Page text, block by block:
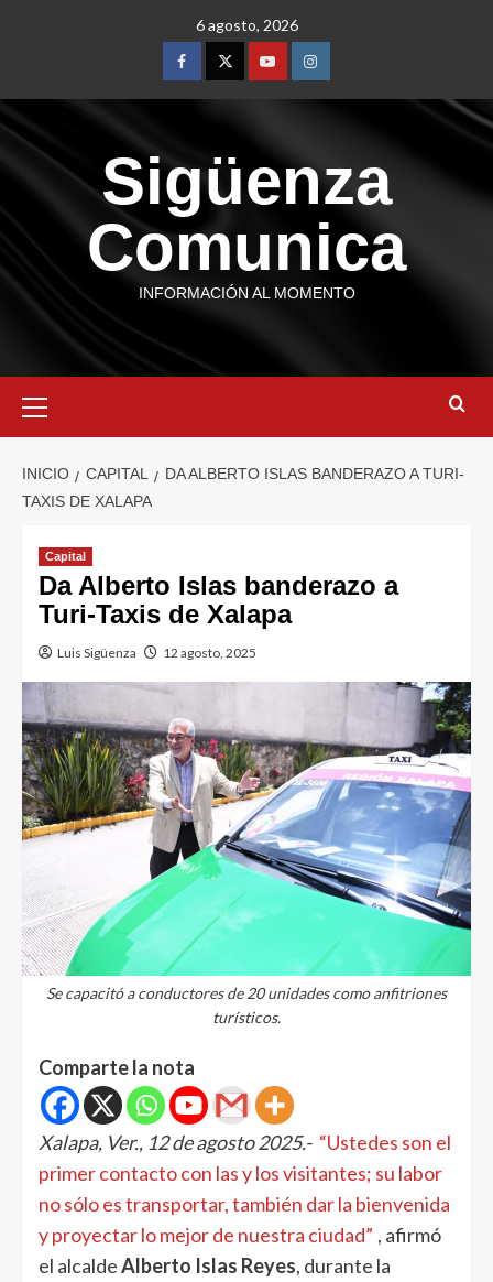
6 agosto, 2026
Sigüenza
Comunica
INFORMACIÓN AL MOMENTO
INICIO CAPITAL
DA ALBERTO ISLAS BANDERAZO A TURI-
TAXIS DE XALAPA
Capital
Da Alberto Islas banderazo a
Turi-Taxis de Xalapa
Luis Sigüenza 12 agosto, 2025
Se capacitó a conductores de 20 unidades como anfitriones
turísticos.
Comparte la nota
Xalapa, Ver., 12 de agosto 2025.- “Ustedes son el
primer contacto con las y los visitantes; su labor
no sólo es transportar, también dar la bienvenida
y proyectar lo mejor de nuestra ciudad” , afirmó
el alcaldeAlberto Islas Reyes, durante la